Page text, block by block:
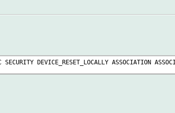
SECURITY DEVICE_RESET_LOCALLY ASSOCIATION